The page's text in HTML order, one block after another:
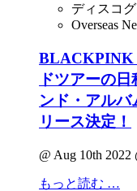
ディスコ
Overseas
BLACKPINK
ドツアーの
ンド・アル
リース決定！
@ Aug 10th 2022
もっと読む …